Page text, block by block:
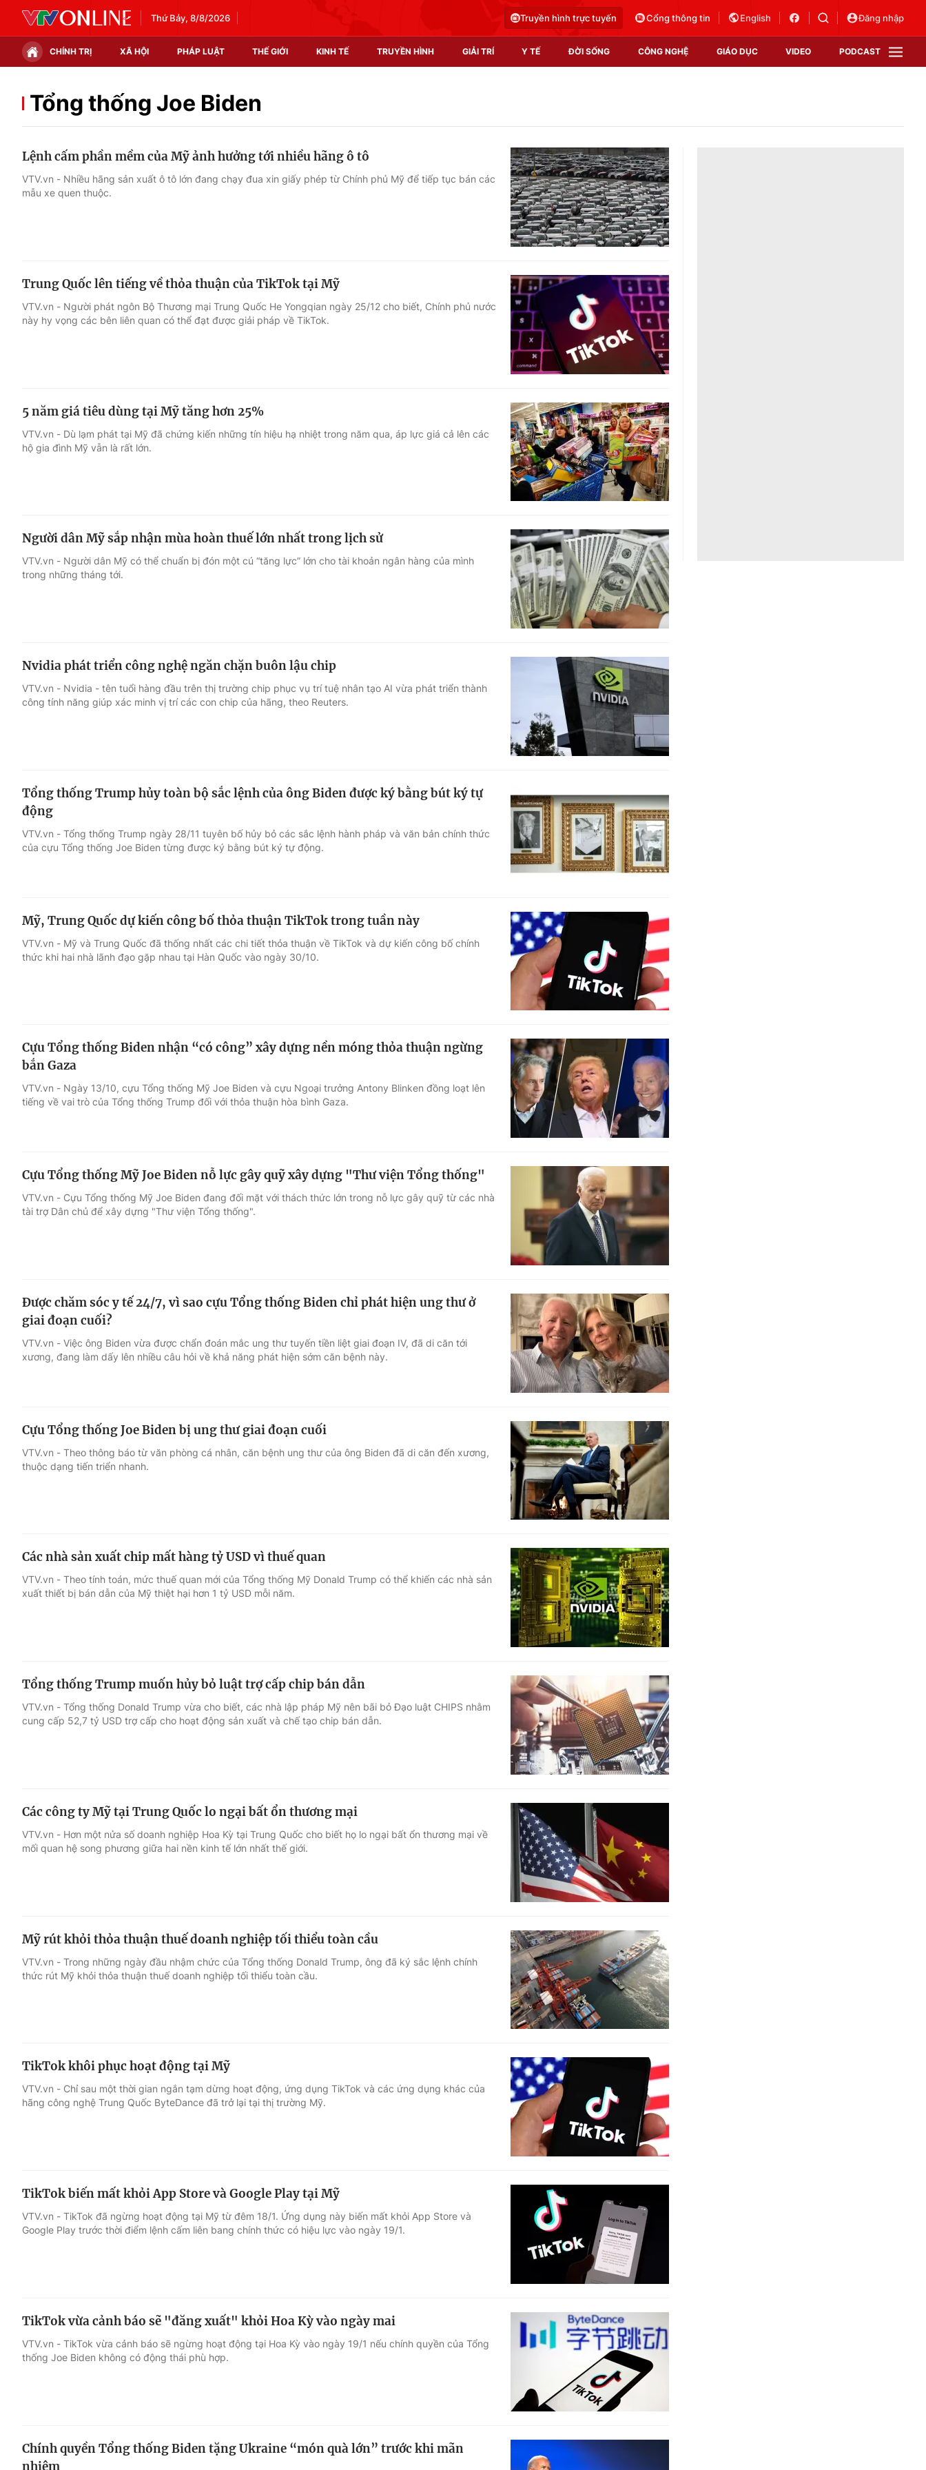
Thứ Bảy, 8/8/2026 Truyền hình trực tuyến Cổng thông tin English Đăng nhập
CHÍNH TRỊ XÃ HỘI PHÁP LUẬT THẾ GIỚI KINH TẾ TRUYỀN HÌNH GIẢI TRÍ Y TẾ ĐỜI SỐNG CÔNG NGHỆ GIÁO DỤC VIDEO PODCAST
Chính trị Xã hội
Thế giới đó đây
Video
Shorts video
Podcast
EMagazine
Photo
Infographic
Góc ảnh
Điện ảnh
Âm nhạc
Sao
Du lịch
Làm đẹp
Học trực tuyến
Công nghệ
Hitech Công nghệ tương lai
Sản phẩm
Thị trường
Tư vấn
VTV Sức khoẻ
Tổng thống Joe Biden
Lệnh cấm phần mềm của Mỹ ảnh hưởng tới nhiều hãng ô tô
VTV.vn - Nhiều hãng sản xuất ô tô lớn đang chạy đua xin giấy phép từ Chính phủ Mỹ để tiếp tục bán các
mẫu xe quen thuộc.
Trung Quốc lên tiếng về thỏa thuận của TikTok tại Mỹ
VTV.vn - Người phát ngôn Bộ Thương mại Trung Quốc He Yongqian ngày 25/12 cho biết, Chính phủ nước
này hy vọng các bên liên quan có thể đạt được giải pháp về TikTok.
5 năm giá tiêu dùng tại Mỹ tăng hơn 25%
VTV.vn - Dù lạm phát tại Mỹ đã chứng kiến những tín hiệu hạ nhiệt trong năm qua, áp lực giá cả lên các
hộ gia đình Mỹ vẫn là rất lớn.
Người dân Mỹ sắp nhận mùa hoàn thuế lớn nhất trong lịch sử
VTV.vn - Người dân Mỹ có thể chuẩn bị đón một cú “tăng lực” lớn cho tài khoản ngân hàng của mình
trong những tháng tới.
Nvidia phát triển công nghệ ngăn chặn buôn lậu chip
VTV.vn - Nvidia - tên tuổi hàng đầu trên thị trường chip phục vụ trí tuệ nhân tạo AI vừa phát triển thành
công tính năng giúp xác minh vị trí các con chip của hãng, theo Reuters.
Tổng thống Trump hủy toàn bộ sắc lệnh của ông Biden được ký bằng bút ký tự
động
VTV.vn - Tổng thống Trump ngày 28/11 tuyên bố hủy bỏ các sắc lệnh hành pháp và văn bản chính thức
của cựu Tổng thống Joe Biden từng được ký bằng bút ký tự động.
Mỹ, Trung Quốc dự kiến công bố thỏa thuận TikTok trong tuần này
VTV.vn - Mỹ và Trung Quốc đã thống nhất các chi tiết thỏa thuận về TikTok và dự kiến công bố chính
thức khi hai nhà lãnh đạo gặp nhau tại Hàn Quốc vào ngày 30/10.
Cựu Tổng thống Biden nhận “có công” xây dựng nền móng thỏa thuận ngừng
bắn Gaza
VTV.vn - Ngày 13/10, cựu Tổng thống Mỹ Joe Biden và cựu Ngoại trưởng Antony Blinken đồng loạt lên
tiếng về vai trò của Tổng thống Trump đối với thỏa thuận hòa bình Gaza.
Cựu Tổng thống Mỹ Joe Biden nỗ lực gây quỹ xây dựng "Thư viện Tổng thống"
VTV.vn - Cựu Tổng thống Mỹ Joe Biden đang đối mặt với thách thức lớn trong nỗ lực gây quỹ từ các nhà
tài trợ Dân chủ để xây dựng "Thư viện Tổng thống".
Được chăm sóc y tế 24/7, vì sao cựu Tổng thống Biden chỉ phát hiện ung thư ở
giai đoạn cuối?
VTV.vn - Việc ông Biden vừa được chẩn đoán mắc ung thư tuyến tiền liệt giai đoạn IV, đã di căn tới
xương, đang làm dấy lên nhiều câu hỏi về khả năng phát hiện sớm căn bệnh này.
Cựu Tổng thống Joe Biden bị ung thư giai đoạn cuối
VTV.vn - Theo thông báo từ văn phòng cá nhân, căn bệnh ung thư của ông Biden đã di căn đến xương,
thuộc dạng tiến triển nhanh.
Các nhà sản xuất chip mất hàng tỷ USD vì thuế quan
VTV.vn - Theo tính toán, mức thuế quan mới của Tổng thống Mỹ Donald Trump có thể khiến các nhà sản
xuất thiết bị bán dẫn của Mỹ thiệt hại hơn 1 tỷ USD mỗi năm.
Tổng thống Trump muốn hủy bỏ luật trợ cấp chip bán dẫn
VTV.vn - Tổng thống Donald Trump vừa cho biết, các nhà lập pháp Mỹ nên bãi bỏ Đạo luật CHIPS nhằm
cung cấp 52,7 tỷ USD trợ cấp cho hoạt động sản xuất và chế tạo chip bán dẫn.
Các công ty Mỹ tại Trung Quốc lo ngại bất ổn thương mại
VTV.vn - Hơn một nửa số doanh nghiệp Hoa Kỳ tại Trung Quốc cho biết họ lo ngại bất ổn thương mại về
mối quan hệ song phương giữa hai nền kinh tế lớn nhất thế giới.
Mỹ rút khỏi thỏa thuận thuế doanh nghiệp tối thiểu toàn cầu
VTV.vn - Trong những ngày đầu nhậm chức của Tổng thống Donald Trump, ông đã ký sắc lệnh chính
thức rút Mỹ khỏi thỏa thuận thuế doanh nghiệp tối thiểu toàn cầu.
TikTok khôi phục hoạt động tại Mỹ
VTV.vn - Chỉ sau một thời gian ngắn tạm dừng hoạt động, ứng dụng TikTok và các ứng dụng khác của
hãng công nghệ Trung Quốc ByteDance đã trở lại tại thị trường Mỹ.
TikTok biến mất khỏi App Store và Google Play tại Mỹ
VTV.vn - TikTok đã ngừng hoạt động tại Mỹ từ đêm 18/1. Ứng dụng này biến mất khỏi App Store và
Google Play trước thời điểm lệnh cấm liên bang chính thức có hiệu lực vào ngày 19/1.
TikTok vừa cảnh báo sẽ "đăng xuất" khỏi Hoa Kỳ vào ngày mai
VTV.vn - TikTok vừa cảnh báo sẽ ngừng hoạt động tại Hoa Kỳ vào ngày 19/1 nếu chính quyền của Tổng
thống Joe Biden không có động thái phù hợp.
Chính quyền Tổng thống Biden tặng Ukraine “món quà lớn” trước khi mãn
nhiệm